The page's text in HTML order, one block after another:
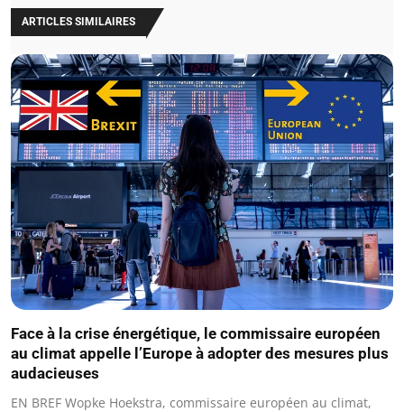
ARTICLES SIMILAIRES
Face à la crise énergétique, le commissaire européen
au climat appelle l’Europe à adopter des mesures plus
audacieuses
EN BREF Wopke Hoekstra, commissaire européen au climat,